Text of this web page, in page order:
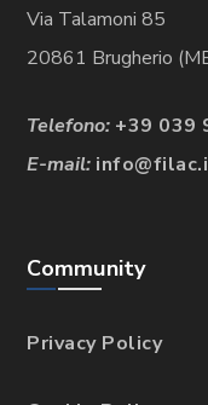
Via Talamoni 85
20861 Brugherio
Telefono: +39 039
E-mail:
Community
Privacy Policy